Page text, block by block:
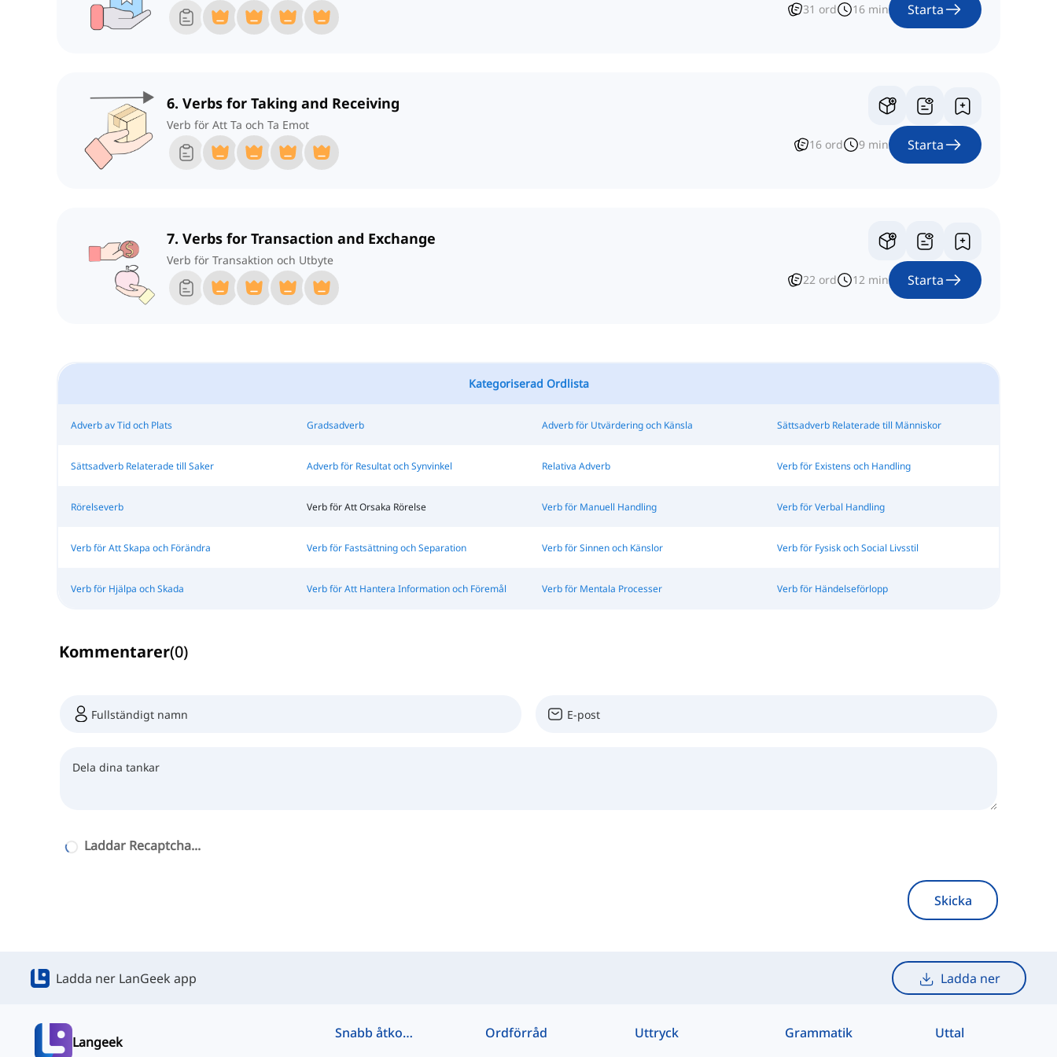
31 ord 16 min Starta
6. Verbs for Taking and Receiving
Verb för Att Ta och Ta Emot
16 ord 9 min Starta
7. Verbs for Transaction and Exchange
Verb för Transaktion och Utbyte
22 ord 12 min Starta
Kategoriserad Ordlista
Adverb av Tid och Plats Gradsadverb Adverb för Utvärdering och Känsla Sättsadverb Relaterade till Människor
Sättsadverb Relaterade till Saker Adverb för Resultat och Synvinkel Relativa Adverb Verb för Existens och Handling
Rörelseverb Verb för Att Orsaka Rörelse Verb för Manuell Handling Verb för Verbal Handling
Verb för Att Skapa och Förändra Verb för Fastsättning och Separation Verb för Sinnen och Känslor Verb för Fysisk och Social Livsstil
Verb för Hjälpa och Skada Verb för Att Hantera Information och Föremål Verb för Mentala Processer Verb för Händelseförlopp
Kommentarer(0)
Laddar Recaptcha...
Skicka
Ladda ner LanGeek app Ladda ner
Langeek
Snabb åtkomst Ordförråd Uttryck Grammatik Uttal